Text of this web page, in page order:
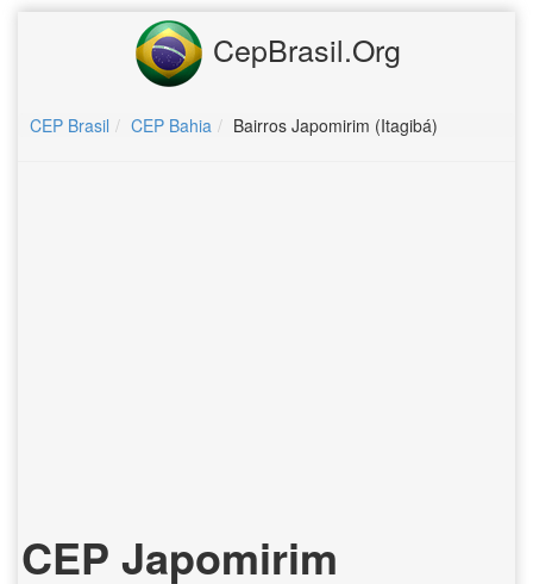
CepBrasil.Org
CEP Brasil CEP Bahia Bairros Japomirim (Itagibá)
CEP Japomirim